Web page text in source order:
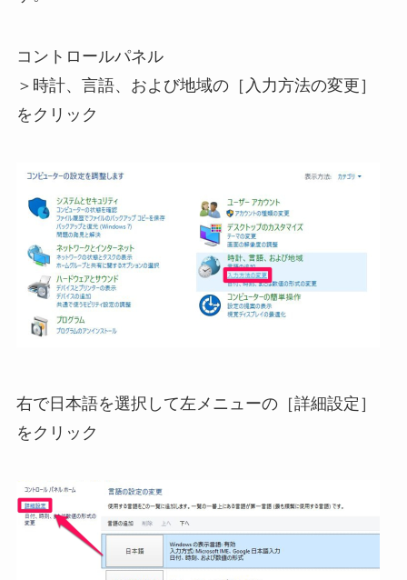
コントロールパネル
＞時計、言語、および地域の［入力方法の変更］
をクリック
右で日本語を選択して左メニューの［詳細設定］
をクリック